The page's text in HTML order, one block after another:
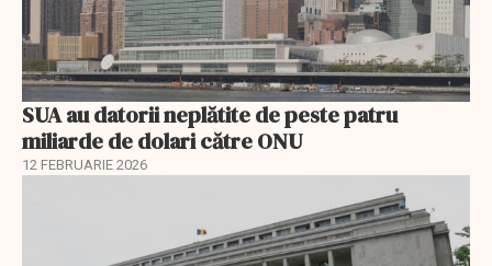
SUA au datorii neplătite de peste patru
miliarde de dolari către ONU
12 FEBRUARIE 2026